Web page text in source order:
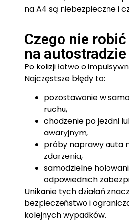
na A4 są niebezpieczne i
Czego nie
na autostradzie
Po kolizji łatwo o
Najczęstsze błędy to:
pozostawanie w
ruchu,
chodzenie po jezdni
awaryjnym,
próby naprawy auta
zdarzenia,
samodzielne
odpowiednich
Unikanie tych działań
bezpieczeństwo i
kolejnych wypadków.